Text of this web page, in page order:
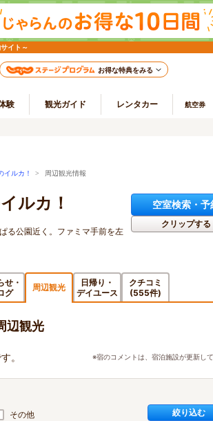
イト～
お得な特典をみる
験 観光ガイド レンタカー 航空券
ルカ！ > 周辺観光情報
ルカ！
る公園近く。ファミマ手前を左
空室検索・予
クリップする
せ・
グ
周辺観光
日帰り・
デイユース
クチコミ
(555件)
辺観光
。 ※宿のコメントは、宿泊施設が更新し
その他 絞り込む